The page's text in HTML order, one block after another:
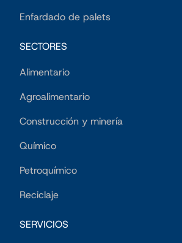
Enfardado de palets
SECTORES
Alimentario
Agroalimentario
Construcción y minería
Químico
Petroquímico
Reciclaje
SERVICIOS